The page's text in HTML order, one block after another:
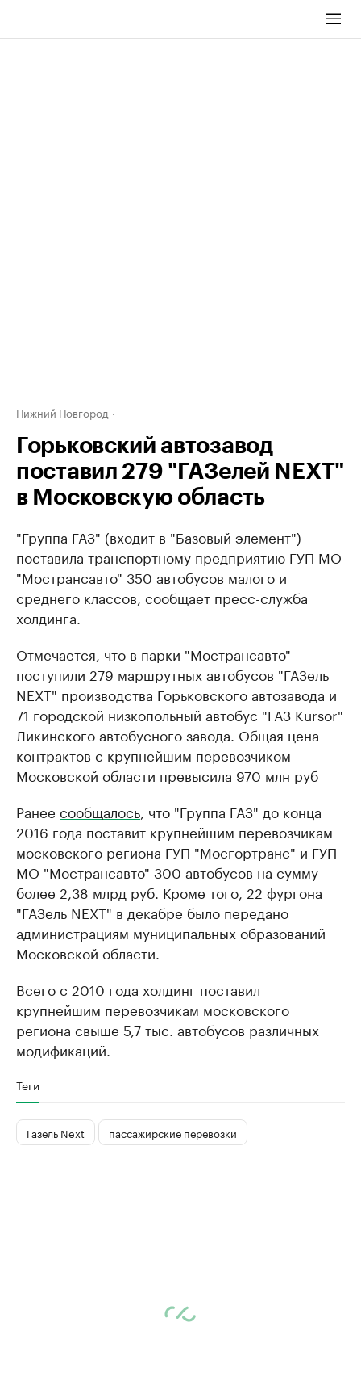
Нижний Новгород
Горьковский автозавод
поставил 279 "ГАЗелей NEXT"
в Московскую область
"Группа ГАЗ" (входит в "Базовый элемент")
поставила транспортному предприятию ГУП МО
"Мострансавто" 350 автобусов малого и
среднего классов​, сообщает пресс-служба
холдинга.
Отмечается, что в парки "Мострансавто"
поступили 279 маршрутных автобусов "ГАЗель
NEXT" производства Горьковского автозавода и
71 городской низкопольный автобус "ГАЗ Kursor"
Ликинского автобусного завода. Общая цена
контрактов с крупнейшим перевозчиком
Московской области превысила 970 млн руб
Ранее сообщалось , что "Группа ГАЗ" до конца
2016 года поставит ​крупнейшим перевозчикам
московского региона ГУП "Мосгортранс" и ГУП
МО "Мострансавто" 300 автобусов на сумму
более​ 2,38 млрд руб. Кроме того, 22 фургона
"ГАЗель NEXT" в декабре было передано
администрациям муниципальных образований
Московской области.
Всего с 2010 года холдинг поставил
крупнейшим перевозчикам московского
региона свыше 5,7 тыс. автобусов различных
модификаций.
Теги
Газель Next пассажирские перевозки